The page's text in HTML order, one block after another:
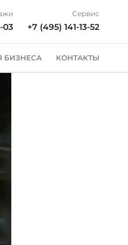
03
Сервис
+7 (495) 141-13-52
БИЗНЕСА КОНТАКТЫ